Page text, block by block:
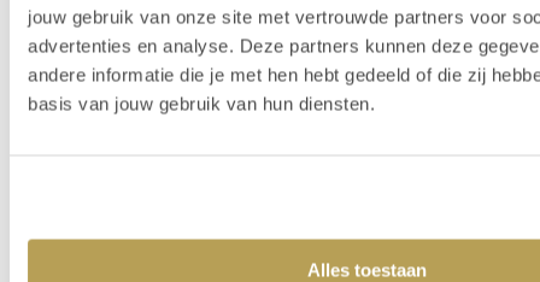
jouw gebruik van onze site met vertrouwde partners voor
advertenties en analyse. Deze partners kunnen deze
andere informatie die je met hen hebt gedeeld of die zij
basis van jouw gebruik van hun diensten.
Alles toestaan
Wellness-Resort